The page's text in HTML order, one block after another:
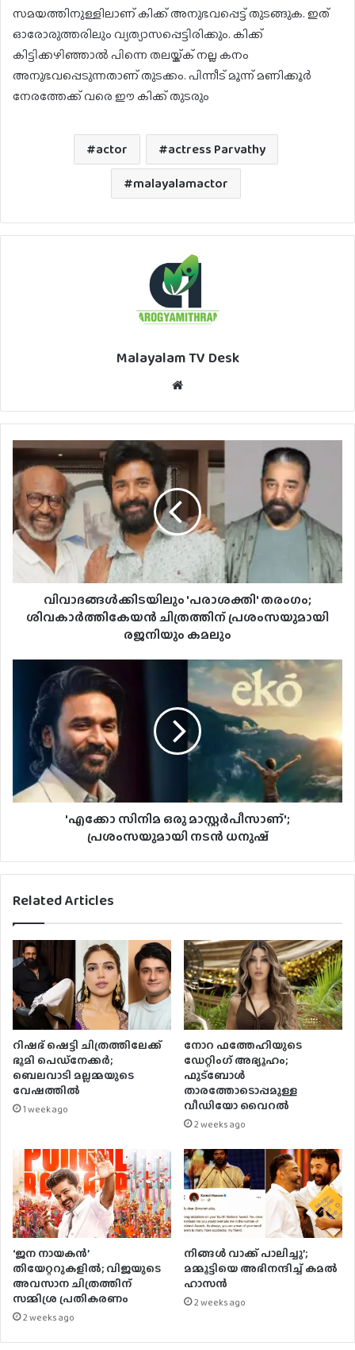
സമയത്തിനുള്ളിലാണ് കിക്ക് അനുഭവപ്പെട്ട് തുടങ്ങുക. ഇത്
ഓരോരുത്തരിലും വ്യത്യാസപ്പെട്ടിരിക്കും. കിക്ക്
കിട്ടിക്കഴിഞ്ഞാല്‍ പിന്നെ തലയ്ക്ക് നല്ല കനം
അനുഭവപ്പെടുന്നതാണ് തുടക്കം. പിന്നീട് മൂന്ന് മണിക്കൂര്‍
നേരത്തേക്ക് വരെ ഈ കിക്ക് തുടരും
actor
actress Parvathy
malayalamactor
Malayalam TV Desk
വിവാദങ്ങൾക്കിടയിലും 'പരാശക്തി' തരംഗം;
ശിവകാർത്തികേയൻ ചിത്രത്തിന് പ്രശംസയുമായി
രജനിയും കമലും
'എക്കോ സിനിമ ഒരു മാസ്റ്റർപീസാണ്';
പ്രശംസയുമായി നടൻ ധനുഷ്
Related Articles
റിഷഭ് ഷെട്ടി ചിത്രത്തിലേക്ക്
ഭൂമി പെഡ്‌നേക്കർ;
ബെലവാടി മല്ലമ്മയുടെ
വേഷത്തിൽ
1 week ago
നോറ ഫത്തേഹിയുടെ
ഡേറ്റിംഗ് അഭ്യൂഹം;
ഫുട്ബോൾ
താരത്തോടൊപ്പമുള്ള
വീഡിയോ വൈറൽ
2 weeks ago
‘ജന നായകൻ’
തിയേറ്ററുകളിൽ; വിജയുടെ
അവസാന ചിത്രത്തിന്
സമ്മിശ്ര പ്രതികരണം
2 weeks ago
നിങ്ങൾ വാക്ക് പാലിച്ചു’;
മമ്മൂട്ടിയെ അഭിനന്ദിച്ച് കമൽ
ഹാസൻ
2 weeks ago